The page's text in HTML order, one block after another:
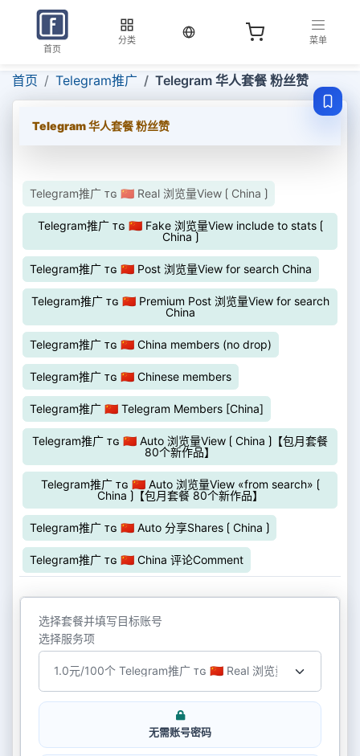
首页
分类
当前语言：中文
菜单
首页 Telegram推广 Telegram 华人套餐 粉丝赞
Telegram 华人套餐 粉丝赞
Telegram推广 ᴛɢ 🇨🇳 Real 浏览量View ⟮ China ⟯
Telegram推广 ᴛɢ 🇨🇳 Fake 浏览量View include to stats ⟮
China ⟯
Telegram推广 ᴛɢ 🇨🇳 Post 浏览量View for search China
Telegram推广 ᴛɢ 🇨🇳 Premium Post 浏览量View for search
China
Telegram推广 ᴛɢ 🇨🇳 China members (no drop)
Telegram推广 ᴛɢ 🇨🇳 Chinese members
Telegram推广 🇨🇳 Telegram Members [China]
Telegram推广 ᴛɢ 🇨🇳 Auto 浏览量View ⟮ China ⟯【包月套餐
80个新作品】
Telegram推广 ᴛɢ 🇨🇳 Auto 浏览量View «from search» ⟮
China ⟯【包月套餐 80个新作品】
Telegram推广 ᴛɢ 🇨🇳 Auto 分享Shares ⟮ China ⟯
Telegram推广 ᴛɢ 🇨🇳 China 评论Comment
选择套餐并填写目标账号
选择服务项
无需账号密码